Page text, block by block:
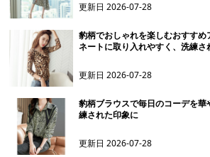
更新日2026-07-28
豹柄でおしゃれを楽しむおすす
ネートに取り入れやすく、洗練さ
更新日2026-07-28
豹柄ブラウスで毎日のコーデを
練された印象に
更新日2026-07-28